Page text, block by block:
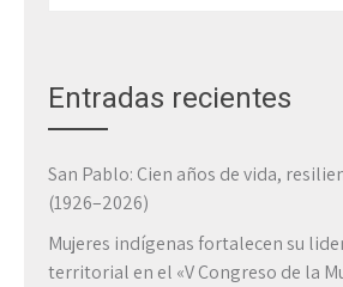
Entradas recientes
San Pablo: Cien años de vida,
(1926–2026)
Mujeres indígenas fortalecen su
territorial en el «V Congreso de la